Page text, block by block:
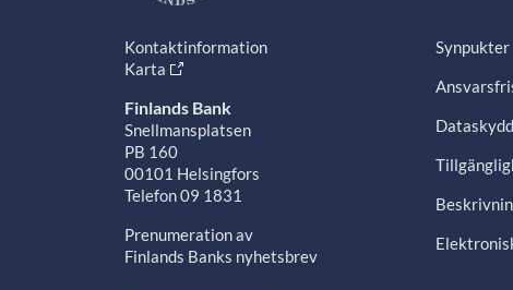
Kontaktinformation
Karta
Finlands Bank
Snellmansplatsen
PB 160
00101 Helsingfors
Telefon 09 1831
Prenumeration av
Finlands Banks nyhetsbrev
Synpukter
Dataskydd